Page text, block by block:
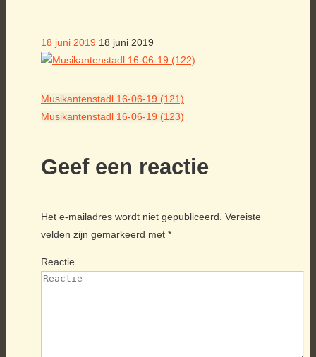
18 juni 2019 18 juni 2019
Musikantenstadl 16-06-19 (121)
Musikantenstadl 16-06-19 (123)
Geef een reactie
Het e-mailadres wordt niet gepubliceerd. Vereiste
velden zijn gemarkeerd met *
Reactie